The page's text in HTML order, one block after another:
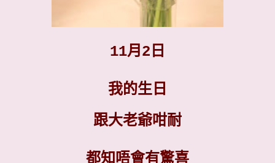
11月2日
我的生日
跟大老爺咁耐
都知唔會有驚喜